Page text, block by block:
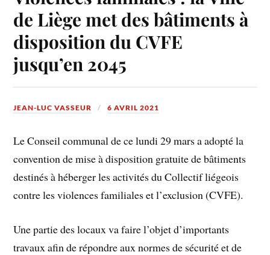
de Liège met des bâtiments à
disposition du CVFE
jusqu’en 2045
JEAN-LUC VASSEUR 6 AVRIL 2021
Le Conseil communal de ce lundi 29 mars a adopté la
convention de mise à disposition gratuite de bâtiments
destinés à héberger les activités du Collectif liégeois
contre les violences familiales et l’exclusion (CVFE).
Une partie des locaux va faire l’objet d’importants
travaux afin de répondre aux normes de sécurité et de